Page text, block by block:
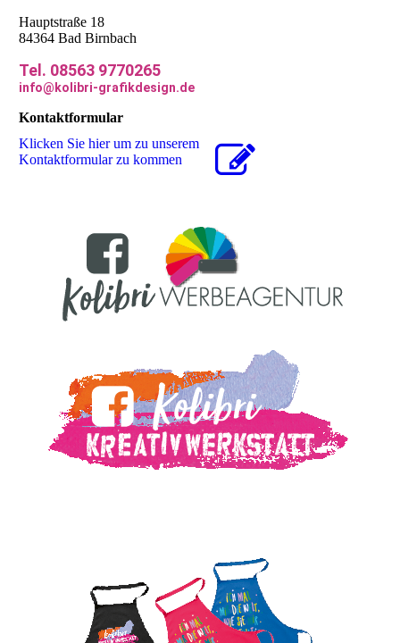
Hauptstraße 18
84364 Bad Birnbach
Tel. 08563 9770265
info@kolibri-grafikdesign.de
Kontaktformular
Klicken Sie hier um zu unserem
Kon­takt­for­mu­lar zu kommen